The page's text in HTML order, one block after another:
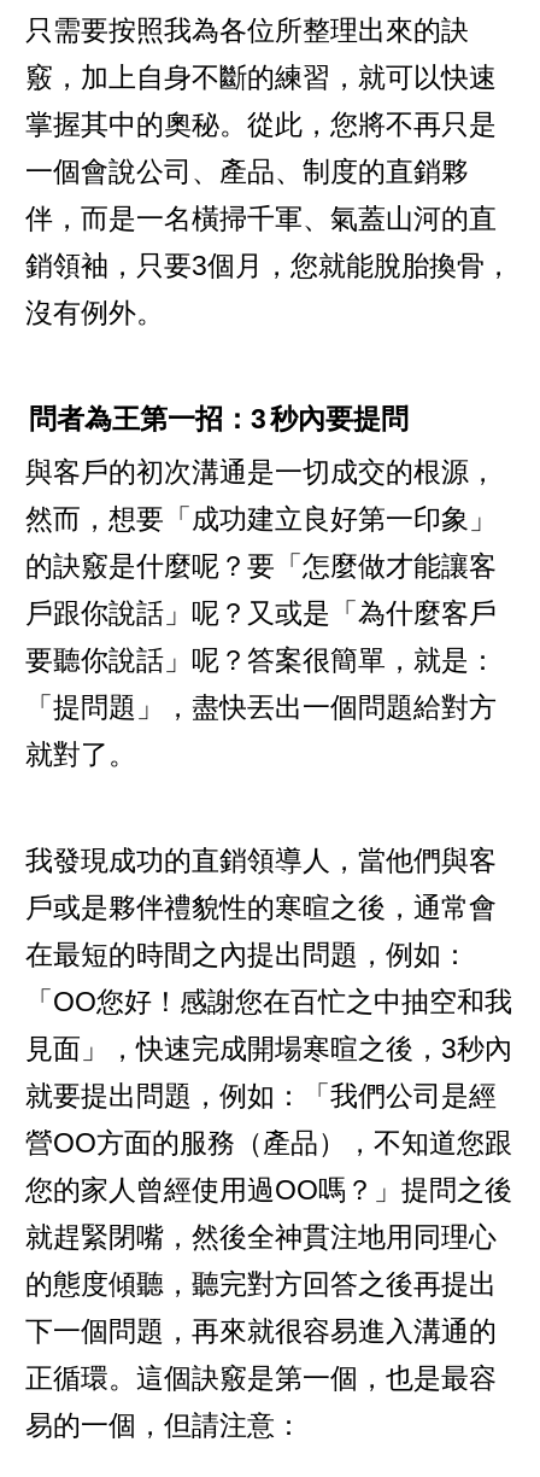
只需要按照我為各位所整理出來的訣
竅，加上自身不斷的練習，就可以快速
掌握其中的奧秘。從此，您將不再只是
一個會說公司、產品、制度的直銷夥
伴，而是一名橫掃千軍、氣蓋山河的直
銷領袖，只要3個月，您就能脫胎換骨，
沒有例外。
問者為王第一招：3秒內要提問
與客戶的初次溝通是一切成交的根源，
然而，想要「成功建立良好第一印象」
的訣竅是什麼呢？要「怎麼做才能讓客
戶跟你說話」呢？又或是「為什麼客戶
要聽你說話」呢？答案很簡單，就是：
「提問題」，盡快丟出一個問題給對方
就對了。
我發現成功的直銷領導人，當他們與客
戶或是夥伴禮貌性的寒暄之後，通常會
在最短的時間之內提出問題，例如：
「OO您好！感謝您在百忙之中抽空和我
見面」，快速完成開場寒暄之後，3秒內
就要提出問題，例如：「我們公司是經
營OO方面的服務（產品），不知道您跟
您的家人曾經使用過OO嗎？」提問之後
就趕緊閉嘴，然後全神貫注地用同理心
的態度傾聽，聽完對方回答之後再提出
下一個問題，再來就很容易進入溝通的
正循環。這個訣竅是第一個，也是最容
易的一個，但請注意：